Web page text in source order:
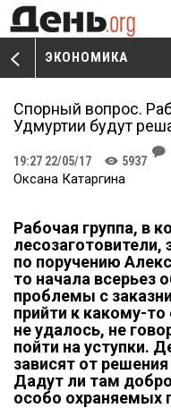
ЭКОНОМИКА
W
Спорный вопрос.
Удмуртии будут
19:27 22/05/17 K 5937
J
Оксана Катаргина
Рабочая группа, в
лесозаготовители,
по поручению
то начала всерьез
проблемы с
прийти к какому-
не удалось, не
пойти на уступки.
зависят от
Дадут ли там
особо охраняемых